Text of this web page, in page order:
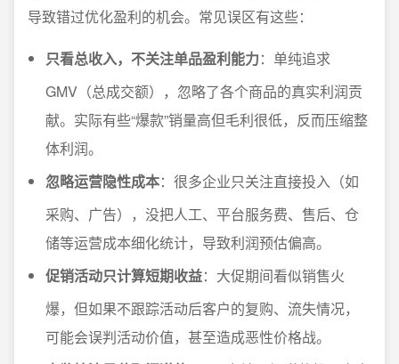
导致错过优化盈利的机会。常见误区有这些：
只看总收入，不关注单品盈利能力：单纯追求
GMV（总成交额），忽略了各个商品的真实利润贡
献。实际有些“爆款”销量高但毛利很低，反而压缩整
体利润。
忽略运营隐性成本：很多企业只关注直接投入（如
采购、广告），没把人工、平台服务费、售后、仓
储等运营成本细化统计，导致利润预估偏高。
促销活动只计算短期收益：大促期间看似销售火
爆，但如果不跟踪活动后客户的复购、流失情况，
可能会误判活动价值，甚至造成恶性价格战。